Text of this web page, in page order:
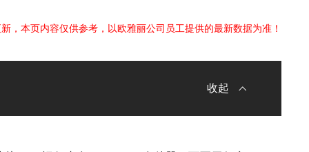
，本页内容仅供参考，以欧雅丽公司员工提供的最新数据为准！